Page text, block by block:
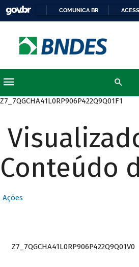
COMUNICA BR
Z7_7QGCHA41L0RP906P422Q9Q01F1
Conteúdo
Ações
Z7_7QGCHA41L0RP906P422Q9Q01V0